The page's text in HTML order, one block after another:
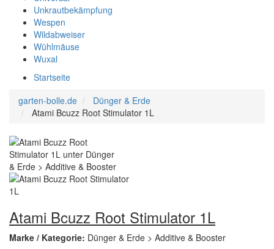
Unkrautbekämpfung
Wespen
Wildabweiser
Wühlmäuse
Wuxal
Startseite
garten-bolle.de
Dünger & Erde
Atami Bcuzz Root Stimulator 1L
Atami Bcuzz Root Stimulator 1L
Marke / Kategorie: Dünger & Erde > Additive & Booster